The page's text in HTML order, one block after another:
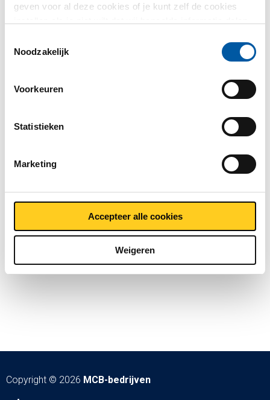
geven voor al deze cookies of je kunt zelf de cookies
partijen waarmee wij samenwerken vind je in ons
Noodzakelijk
Voorkeuren
Statistieken
Marketing
Accepteer alle cookies
Weigeren
Copyright © 2026 MCB-bedrijven